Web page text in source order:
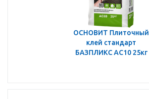
ОСНОВИТ Плиточный
клей стандарт
БАЗПЛИКС АС10 25кг